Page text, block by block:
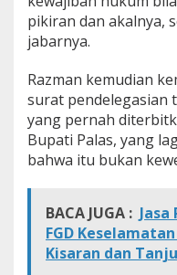
e
l
i
A
k
t
i
e
b
a
g
pikiran dan akalnya,
jabarnya.
Razman kemudian
surat pendelegasian
yang pernah
Bupati Palas, yang
bahwa itu bukan
BACA JUGA :
FGD
Kisaran dan